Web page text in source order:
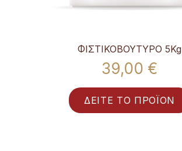
ΦΙΣΤΙΚΟΒΟΥΤΥΡΟ 5Kg
39,00 €
ΔΕΙΤΕ ΤΟ ΠΡΟΪΟΝ